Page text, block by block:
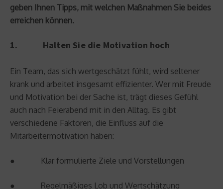
geben Ihnen Tipps, mit welchen Maßnahmen Sie beides
erreichen können.
1. Halten Sie die Motivation hoch
Ein Team, das sich wertgeschätzt fühlt, wird seltener
krank und arbeitet insgesamt effizienter. Wer mit Freude
und Motivation bei der Sache ist, trägt dieses Gefühl
auch nach Feierabend mit in den Alltag. Es gibt
verschiedene Faktoren, die Einfluss auf die
Mitarbeitermotivation haben:
● Klar formulierte Ziele und Vorstellungen
● Regelmäßiges Lob und Wertschätzung